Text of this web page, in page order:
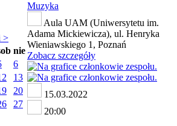
>
nie
6
13
20
27
Muzyka
Aula UAM (Uniwersytetu im.
Adama Mickiewicza), ul. Henryka
Wieniawskiego 1, Poznań
Zobacz szczegóły
15.03.2022
20:00